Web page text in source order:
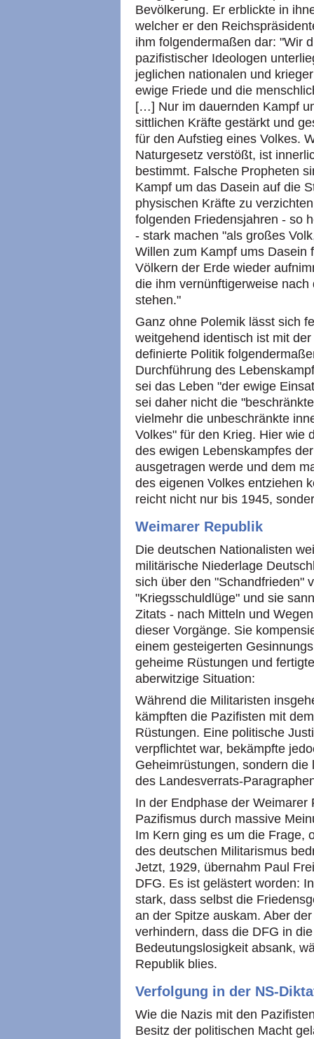
Bevölkerung. Er erblickte in
welcher er den
ihm folgendermaßen dar: "Wir
pazifistischer Ideologen
jeglichen nationalen und
ewige Friede und die
[…] Nur im dauernden Kampf
sittlichen Kräfte gestärkt und
für den Aufstieg eines Volkes.
Naturgesetz verstößt, ist
bestimmt. Falsche Propheten
Kampf um das Dasein auf die
physischen Kräfte zu
folgenden Friedensjahren - so
- stark machen "als großes
Willen zum Kampf ums Dasein
Völkern der Erde wieder
die ihm vernünftigerweise
stehen."
Ganz ohne Polemik lässt sich
weitgehend identisch ist mit
definierte Politik
Durchführung des
sei das Leben "der ewige
sei daher nicht die
vielmehr die unbeschränkte
Volkes" für den Krieg. Hier wie
des ewigen Lebenskampfes
ausgetragen werde und dem
des eigenen Volkes entziehen
reicht nicht nur bis 1945,
Weimarer Republik
Die deutschen Nationalisten
militärische Niederlage
sich über den "Schandfrieden"
"Kriegsschuldlüge" und sie
Zitats - nach Mitteln und
dieser Vorgänge. Sie
einem gesteigerten
geheime Rüstungen und
aberwitzige Situation:
Während die Militaristen
kämpften die Pazifisten mit
Rüstungen. Eine politische
verpflichtet war, bekämpfte
Geheimrüstungen, sondern
des Landesverrats-
In der Endphase der
Pazifismus durch massive
Im Kern ging es um die Frage,
des deutschen Militarismus
Jetzt, 1929, übernahm Paul
DFG. Es ist gelästert worden:
stark, dass selbst die
an der Spitze auskam. Aber
verhindern, dass die DFG in
Bedeutungslosigkeit absank,
Republik blies.
Verfolgung in der NS-
Wie die Nazis mit den
Besitz der politischen Macht